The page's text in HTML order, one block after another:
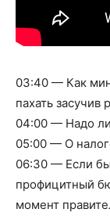
03:40 — Как
пахать засучив
04:00 — Надо ли
05:00 — О
06:30 — Если
профицитный
момент